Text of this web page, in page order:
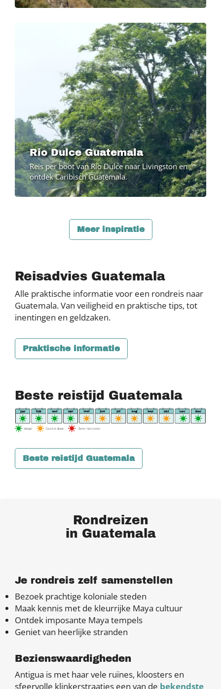
Rio Dulce Guatemala
Reis per boot van Río Dulce naar Livingston en
ontdek Caribisch Guatemala.
Meer inspiratie
Reisadvies Guatemala
Alle praktische informatie voor een rondreis naar
Guatemala. Van veiligheid en praktische tips, tot
inentingen en geldzaken.
Praktische informatie
Beste reistijd Guatemala
Beste reistijd Guatemala
Rondreizen
in Guatemala
Je rondreis zelf samenstellen
Bezoek prachtige koloniale steden
Maak kennis met de kleurrijke Maya cultuur
Ontdek imposante Maya tempels
Geniet van heerlijke stranden
Bezienswaardigheden
Antigua is met haar vele ruïnes, kloosters en
sfeervolle klinkerstraatjes een van de bekendste